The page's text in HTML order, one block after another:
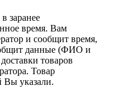
заранее
время. Вам
и сообщит время,
данные (ФИО и
товаров
Товар
Вы указали.